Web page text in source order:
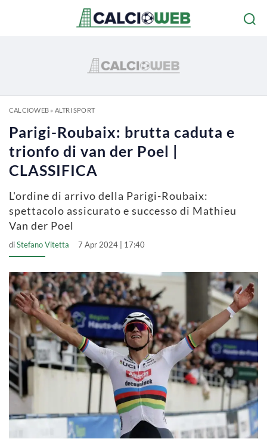
CALCIOWEB» ALTRI SPORT
Parigi-Roubaix: brutta caduta e
trionfo di van der Poel |
CLASSIFICA
L'ordine di arrivo della Parigi-Roubaix:
spettacolo assicurato e successo di Mathieu
Van der Poel
diStefano Vitetta 7 Apr 2024 | 17:40